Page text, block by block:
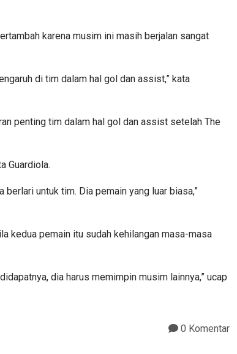
karena musim ini masih berjalan sangat
di tim dalam hal gol dan assist,” kata
penting tim dalam hal gol dan assist setelah The
Guardiola.
untuk tim. Dia pemain yang luar biasa,”
kedua pemain itu sudah kehilangan masa-masa
dia harus memimpin musim lainnya,” ucap
0 Komentar